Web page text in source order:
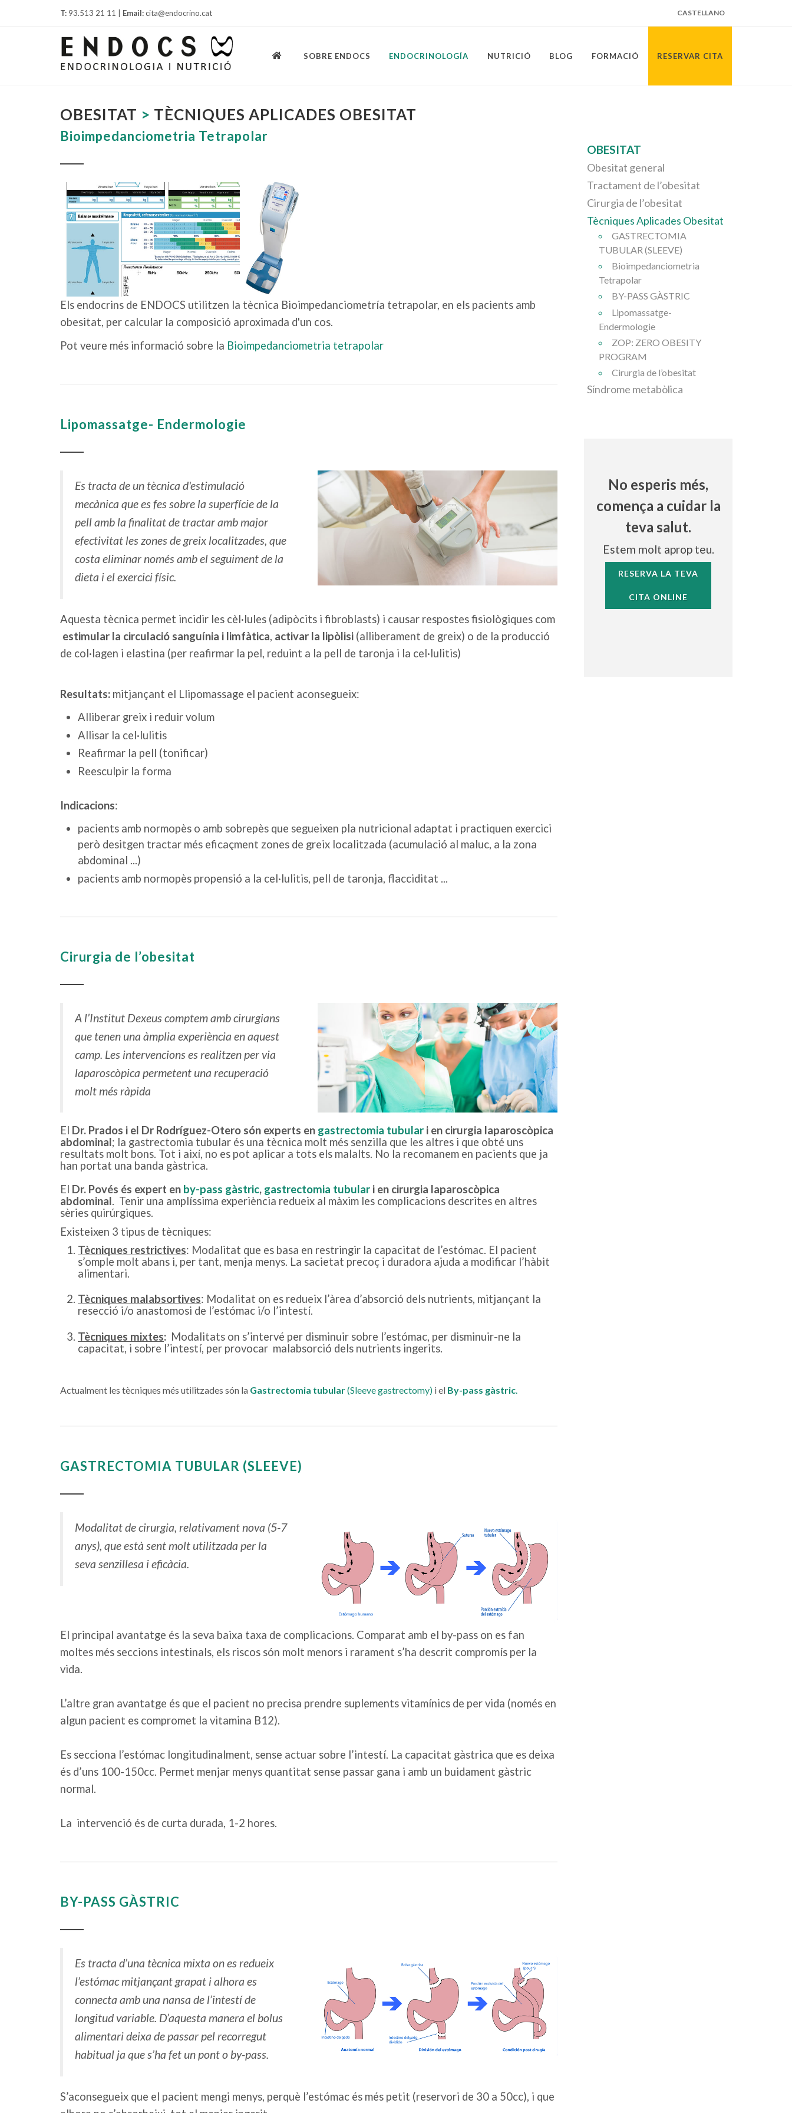
T: 93.513 21 11 | Email:cita@endocrino.cat CASTELLANO
SOBRE ENDOCS ENDOCRINOLOGÍA NUTRICIÓ BLOG FORMACIÓ RESERVAR CITA
OBESITAT > TÈCNIQUES APLICADES OBESITAT
Bioimpedanciometria Tetrapolar
Els endocrins de ENDOCS utilitzen la tècnica Bioimpedanciometría tetrapolar, en els pacients amb
obesitat, per calcular la composició aproximada d'un cos.
Pot veure més informació sobre la Bioimpedanciometria tetrapolar
Lipomassatge- Endermologie
Es tracta de un tècnica d'estimulació
mecànica que es fes sobre la superfície de la
pell amb la finalitat de tractar amb major
efectivitat les zones de greix localitzades, que
costa eliminar només amb el seguiment de la
dieta i el exercici físic.
Aquesta tècnica permet incidir les cèl·lules (adipòcits i fibroblasts) i causar respostes fisiològiques com
estimular la circulació sanguínia i limfàtica, activar la lipòlisi (alliberament de greix) o de la producció
de col·lagen i elastina (per reafirmar la pel, reduint a la pell de taronja i la cel·lulitis)
Resultats: mitjançant el Llipomassage el pacient aconsegueix:
Alliberar greix i reduir volum
Allisar la cel·lulitis
Reafirmar la pell (tonificar)
Reesculpir la forma
Indicacions:
pacients amb normopès o amb sobrepès que segueixen pla nutricional adaptat i practiquen exercici
però desitgen tractar més eficaçment zones de greix localitzada (acumulació al maluc, a la zona
abdominal ...)
pacients amb normopès propensió a la cel·lulitis, pell de taronja, flacciditat ...
Cirurgia de l’obesitat
A l’Institut Dexeus comptem amb cirurgians
que tenen una àmplia experiència en aquest
camp. Les intervencions es realitzen per via
laparoscòpica permetent una recuperació
molt més ràpida
El Dr. Prados i el Dr Rodríguez-Otero són experts en gastrectomia tubular i en cirurgia laparoscòpica
abdominal; la gastrectomia tubular és una tècnica molt més senzilla que les altres i que obté uns
resultats molt bons. Tot i així, no es pot aplicar a tots els malalts. No la recomanem en pacients que ja
han portat una banda gàstrica.
El Dr. Povés és expert en by-pass gàstric, gastrectomia tubular i en cirurgia laparoscòpica
abdominal. Tenir una amplíssima experiència redueix al màxim les complicacions descrites en altres
sèries quirúrgiques.
Existeixen 3 tipus de tècniques:
Tècniques restrictives: Modalitat que es basa en restringir la capacitat de l’estómac. El pacient
s’omple molt abans i, per tant, menja menys. La sacietat precoç i duradora ajuda a modificar l’hàbit
alimentari.
Tècniques malabsortives: Modalitat on es redueix l’àrea d’absorció dels nutrients, mitjançant la
resecció i/o anastomosi de l’estómac i/o l’intestí.
Tècniques mixtes: Modalitats on s’intervé per disminuir sobre l’estómac, per disminuir-ne la
capacitat, i sobre l’intestí, per provocar malabsorció dels nutrients ingerits.
Actualment les tècniques més utilitzades són la Gastrectomia tubular(Sleeve gastrectomy) i el By-pass gàstric.
GASTRECTOMIA TUBULAR (SLEEVE)
Modalitat de cirurgia, relativament nova (5-7
anys), que està sent molt utilitzada per la
seva senzillesa i eficàcia.
El principal avantatge és la seva baixa taxa de complicacions. Comparat amb el by-pass on es fan
moltes més seccions intestinals, els riscos són molt menors i rarament s’ha descrit compromís per la
vida.
L’altre gran avantatge és que el pacient no precisa prendre suplements vitamínics de per vida (només en
algun pacient es compromet la vitamina B12).
Es secciona l’estómac longitudinalment, sense actuar sobre l’intestí. La capacitat gàstrica que es deixa
és d’uns 100-150cc. Permet menjar menys quantitat sense passar gana i amb un buidament gàstric
normal.
La intervenció és de curta durada, 1-2 hores.
BY-PASS GÀSTRIC
Es tracta d’una tècnica mixta on es redueix
l’estómac mitjançant grapat i alhora es
connecta amb una nansa de l’intestí de
longitud variable. D’aquesta manera el bolus
alimentari deixa de passar pel recorregut
habitual ja que s’ha fet un pont o by-pass.
S’aconsegueix que el pacient mengi menys, perquè l’estómac és més petit (reservori de 30 a 50cc), i que
OBESITAT
Obesitat general
Tractament de l’obesitat
Cirurgia de l’obesitat
Tècniques Aplicades Obesitat
GASTRECTOMIA
TUBULAR (SLEEVE)
Bioimpedanciometria
Tetrapolar
BY-PASS GÀSTRIC
Lipomassatge-
Endermologie
ZOP: ZERO OBESITY
PROGRAM
Cirurgia de l’obesitat
Síndrome metabòlica
No esperis més,
comença a cuidar la
teva salut.
Estem molt aprop teu.
RESERVA LA TEVA
CITA ONLINE